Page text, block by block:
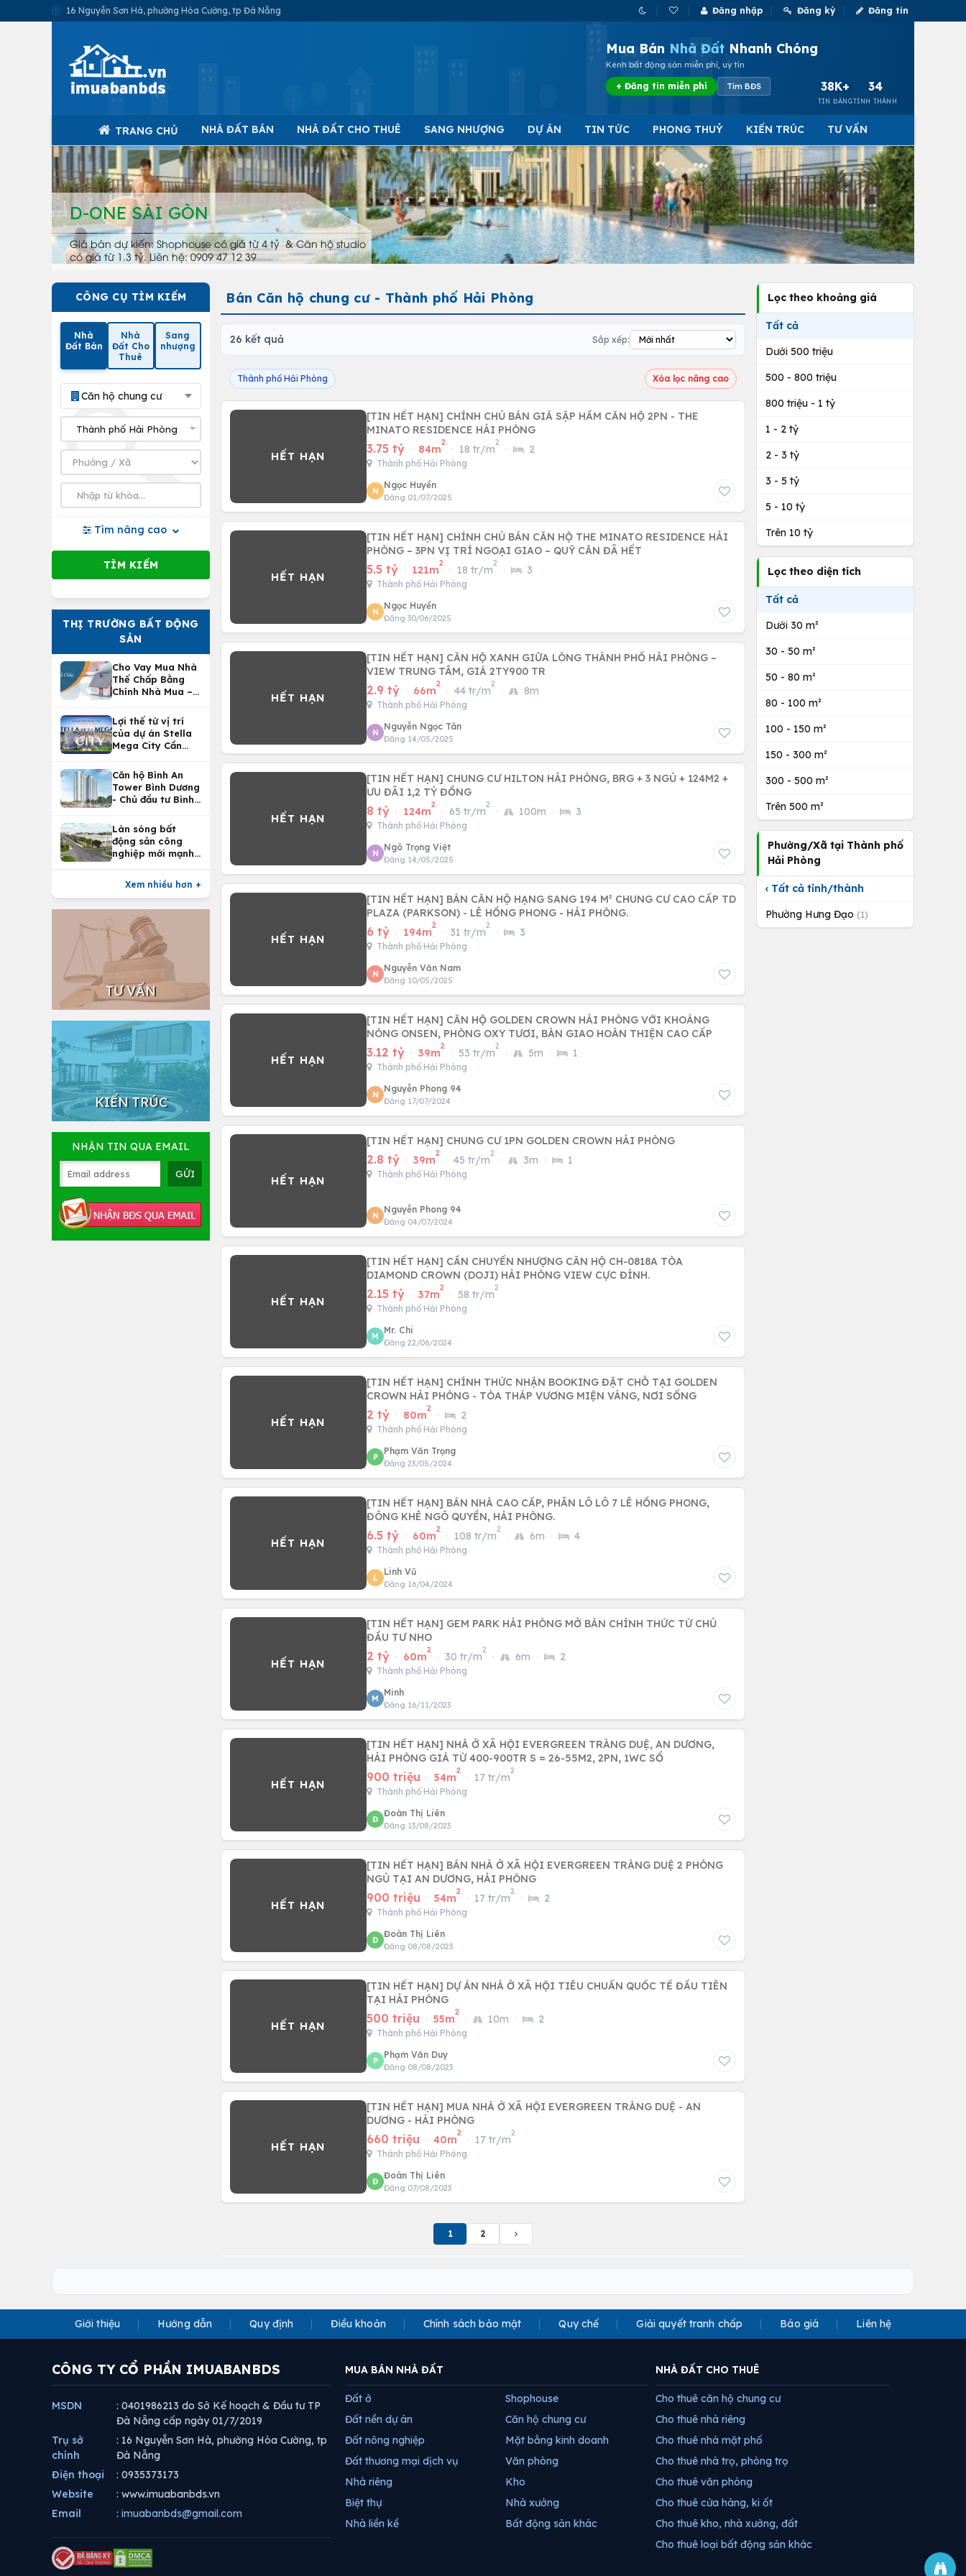
16 Nguyễn Sơn Hà, phường Hòa Cường, tp Đà Nẵng Đăng nhập Đăng ký Đăng tin
Mua Bán Nhà Đất Nhanh Chóng
Kênh bất động sản miễn phí, uy tín
+ Đăng tin miễn phí Tìm BĐS 38K+
TIN ĐĂNG
34
TỈNH THÀNH
TRANG CHỦ NHÀ ĐẤT BÁN NHÀ ĐẤT CHO THUÊ SANG NHƯỢNG DỰ ÁN TIN TỨC PHONG THUỶ KIẾN TRÚC TƯ VẤN
D-ONE SÀI GÒN
Giá bán dự kiến: Shophouse có giá từ 4 tỷ & Căn hộ studio
có giá từ 1.3 tỷ. Liên hệ: 0909 47 12 39
CÔNG CỤ TÌM KIẾM
Nhà
Đất Bán
Nhà
Đất Cho
Thuê
Sang
nhượng
Căn hộ chung cư
Tìm nâng cao
THỊ TRƯỜNG BẤT ĐỘNG
SẢN
Cho Vay Mua Nhà
Thế Chấp Bằng
Chính Nhà Mua –
Nhà Tại
Vietcombank
Lợi thế từ vị trí
của dự án Stella
Mega City Cần
Căn hộ Bình An
Tower Bình Dương
- Chủ đầu tư Bình
Làn sóng bất
động sản công
nghiệp mới mạnh
Xem nhiều hơn +
TƯ VẤN
KIẾN TRÚC
NHẬN TIN QUA EMAIL
Bán Căn hộ chung cư - Thành phố Hải Phòng
26 kết quả Sắp xếp:
Thành phố Hải Phòng Xóa lọc nâng cao
[TIN HẾT HẠN] CHÍNH CHỦ BÁN GIÁ SẬP HẦM CĂN HỘ 2PN - THE
MINATO RESIDENCE HẢI PHÒNG
3.75 tỷ · 84m
2
· 18 tr/m
2
· 2
Thành phố Hải Phòng
N
Ngọc Huyền
Đăng 01/07/2025
[TIN HẾT HẠN] CHÍNH CHỦ BÁN CĂN HỘ THE MINATO RESIDENCE HẢI
PHÒNG – 3PN VỊ TRÍ NGOẠI GIAO – QUỸ CĂN ĐÃ HẾT
5.5 tỷ · 121m
2
· 18 tr/m
2
· 3
Thành phố Hải Phòng
N
Ngọc Huyền
Đăng 30/06/2025
[TIN HẾT HẠN] CĂN HỘ XANH GIỮA LÒNG THÀNH PHỐ HẢI PHÒNG –
VIEW TRUNG TÂM, GIÁ 2TY900 TR
2.9 tỷ · 66m
2
· 44 tr/m
2
· 8m
Thành phố Hải Phòng
N
Nguyễn Ngọc Tân
Đăng 14/05/2025
[TIN HẾT HẠN] CHUNG CƯ HILTON HẢI PHÒNG, BRG + 3 NGỦ + 124M2 +
ƯU ĐÃI 1,2 TỶ ĐỒNG
8 tỷ · 124m
2
· 65 tr/m
2
· 100m · 3
Thành phố Hải Phòng
N
Ngô Trọng Việt
Đăng 14/05/2025
[TIN HẾT HẠN] BÁN CĂN HỘ HẠNG SANG 194 M² CHUNG CƯ CAO CẤP TD
PLAZA (PARKSON) - LÊ HỒNG PHONG - HẢI PHÒNG.
6 tỷ · 194m
2
· 31 tr/m
2
· 3
Thành phố Hải Phòng
N
Nguyễn Văn Nam
Đăng 10/05/2025
[TIN HẾT HẠN] CĂN HỘ GOLDEN CROWN HẢI PHÒNG VỚI KHOÁNG
NÓNG ONSEN, PHÒNG OXY TƯƠI, BÀN GIAO HOÀN THIỆN CAO CẤP
3.12 tỷ · 39m
2
· 53 tr/m
2
· 5m · 1
Thành phố Hải Phòng
N
Nguyễn Phong 94
Đăng 17/07/2024
[TIN HẾT HẠN] CHUNG CƯ 1PN GOLDEN CROWN HẢI PHÒNG
2.8 tỷ · 39m
2
· 45 tr/m
2
· 3m · 1
Thành phố Hải Phòng
N
Nguyễn Phong 94
Đăng 04/07/2024
[TIN HẾT HẠN] CẦN CHUYỂN NHƯỢNG CĂN HỘ CH-0818A TÒA
DIAMOND CROWN (DOJI) HẢI PHÒNG VIEW CỰC ĐỈNH.
2.15 tỷ · 37m
2
· 58 tr/m
2
Thành phố Hải Phòng
M
Mr. Chi
Đăng 22/06/2024
[TIN HẾT HẠN] CHÍNH THỨC NHẬN BOOKING ĐẶT CHỖ TẠI GOLDEN
CROWN HẢI PHÒNG - TÒA THÁP VƯƠNG MIỆN VÀNG, NƠI SỐNG
2 tỷ · 80m
2
· 2
Thành phố Hải Phòng
P
Phạm Văn Trọng
Đăng 23/05/2024
[TIN HẾT HẠN] BÁN NHÀ CAO CẤP, PHÂN LÔ LÔ 7 LÊ HỒNG PHONG,
ĐÔNG KHÊ NGÔ QUYỀN, HẢI PHÒNG.
6.5 tỷ · 60m
2
· 108 tr/m
2
· 6m · 4
Thành phố Hải Phòng
L
Linh Vũ
Đăng 16/04/2024
[TIN HẾT HẠN] GEM PARK HẢI PHÒNG MỞ BÁN CHÍNH THỨC TỪ CHỦ
ĐẦU TƯ NHO
2 tỷ · 60m
2
· 30 tr/m
2
· 6m · 2
Thành phố Hải Phòng
M
Minh
Đăng 16/11/2023
[TIN HẾT HẠN] NHÀ Ở XÃ HỘI EVERGREEN TRÀNG DUỆ, AN DƯƠNG,
HẢI PHÒNG GIÁ TỪ 400-900TR S = 26-55M2, 2PN, 1WC SỔ
900 triệu · 54m
2
· 17 tr/m
2
Thành phố Hải Phòng
Đ
Đoàn Thị Liên
Đăng 13/08/2023
[TIN HẾT HẠN] BÁN NHÀ Ở XÃ HỘI EVERGREEN TRÀNG DUỆ 2 PHÒNG
NGỦ TẠI AN DƯƠNG, HẢI PHÒNG
900 triệu · 54m
2
· 17 tr/m
2
· 2
Thành phố Hải Phòng
Đ
Đoàn Thị Liên
Đăng 08/08/2023
[TIN HẾT HẠN] DỰ ÁN NHÀ Ở XÃ HỘI TIÊU CHUẨN QUỐC TẾ ĐẦU TIÊN
TẠI HẢI PHÒNG
500 triệu · 55m
2
· 10m · 2
Thành phố Hải Phòng
P
Phạm Văn Duy
Đăng 08/08/2023
[TIN HẾT HẠN] MUA NHÀ Ở XÃ HỘI EVERGREEN TRÀNG DUỆ - AN
DƯƠNG - HẢI PHÒNG
660 triệu · 40m
2
· 17 tr/m
2
Thành phố Hải Phòng
Đ
Đoàn Thị Liên
Đăng 07/08/2023
1 2
Lọc theo khoảng giá
Tất cả
Dưới 500 triệu
500 - 800 triệu
800 triệu - 1 tỷ
1 - 2 tỷ
2 - 3 tỷ
3 - 5 tỷ
5 - 10 tỷ
Trên 10 tỷ
Lọc theo diện tích
Tất cả
Dưới 30 m²
30 - 50 m²
50 - 80 m²
80 - 100 m²
100 - 150 m²
150 - 300 m²
300 - 500 m²
Trên 500 m²
Phường/Xã tại Thành phố
Hải Phòng
‹ Tất cả tỉnh/thành
Phường Hưng Đạo (1)
Giới thiệu Hướng dẫn Quy định Điều khoản Chính sách bảo mật Quy chế Giải quyết tranh chấp Báo giá Liên hệ
CÔNG TY CỔ PHẦN IMUABANBDS
MSDN
: 0401986213 do Sở Kế hoạch & Đầu tư TP
Đà Nẵng cấp ngày 01/7/2019
Trụ sở
chính
: 16 Nguyễn Sơn Hà, phường Hòa Cường, tp
Đà Nẵng
Điện thoại
: 0935373173
Website
: www.imuabanbds.vn
Email
: imuabanbds@gmail.com
MUA BÁN NHÀ ĐẤT
Đất ở
Đất nền dự án
Đất nông nghiệp
Đất thương mại dịch vụ
Nhà riêng
Biệt thự
Nhà liền kề
Shophouse
Căn hộ chung cư
Mặt bằng kinh doanh
Văn phòng
Kho
Nhà xưởng
Bất động sản khác
NHÀ ĐẤT CHO THUÊ
Cho thuê căn hộ chung cư
Cho thuê nhà riêng
Cho thuê nhà mặt phố
Cho thuê nhà trọ, phòng trọ
Cho thuê văn phòng
Cho thuê cửa hàng, ki ốt
Cho thuê kho, nhà xưởng, đất
Cho thuê loại bất động sản khác